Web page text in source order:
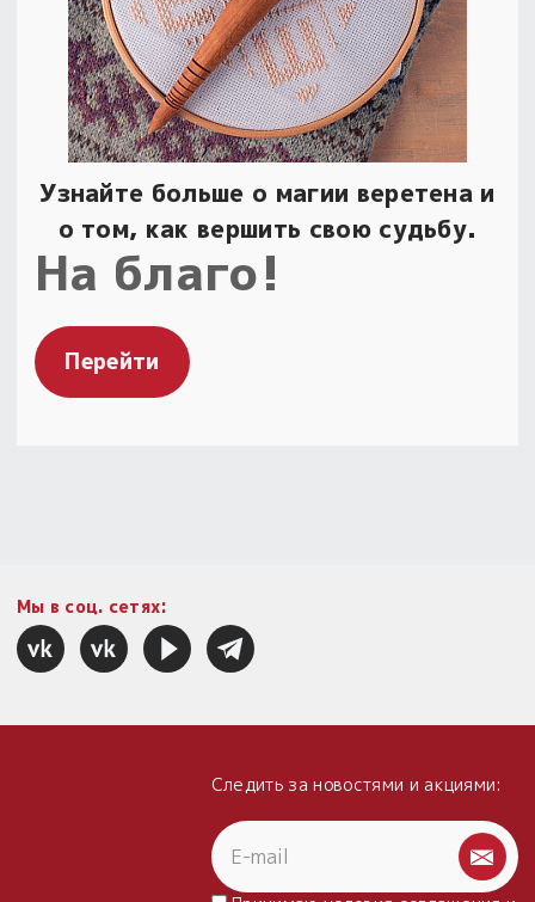
Узнайте больше о магии веретена и
о том, как вершить свою судьбу.
На благо!
Перейти
Мы в соц. сетях:
Следить за новостями и акциями: